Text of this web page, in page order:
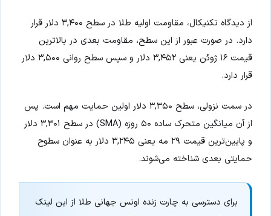
از دیدگاه تکنیکال، مقاومت اولیه طلا در سطح ۳,۴۰۰ دلار قرار
دارد. در صورت عبور از این سطح، مقاومت بعدی در بالاترین
قیمت ۱۶ ژوئن یعنی ۳,۴۵۲ دلار و سپس سطح روانی ۳,۵۰۰ دلار
قرار دارد.
در سمت نزولی، سطح ۳,۳۵۰ دلار اولین حمایت مهم است. پس
از آن میانگین متحرک ساده ۵۰ روزه (SMA) در سطح ۳,۳۰۱ دلار
و پایین‌ترین قیمت ۲۹ مه یعنی ۳,۲۴۵ دلار به عنوان سطوح
حمایتی بعدی شناخته می‌شوند.
برای دسترسی به چارت زنده اونس جهانی طلا از این لینک